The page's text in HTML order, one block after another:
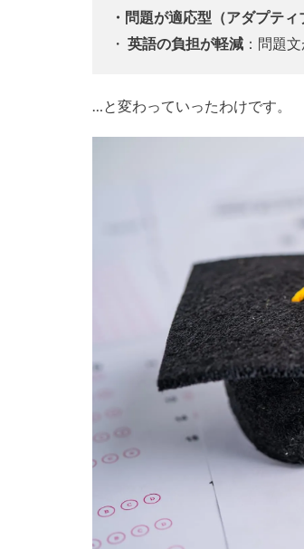
・問題が適応型（アダプティ
・ 英語の負担が軽減 ：問題
…と変わっていったわけです。